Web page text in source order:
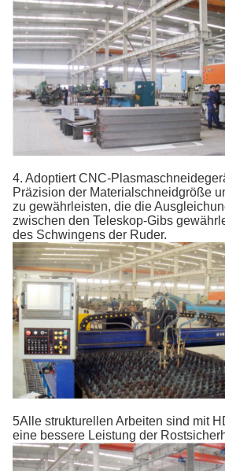
4. Adoptiert CNC-
Präzision der Materialschneidgröße
zu gewährleisten, die die
zwischen den Teleskop-Gibs
des Schwingens der Ruder.
5Alle strukturellen Arbeiten sind mit
eine bessere Leistung der